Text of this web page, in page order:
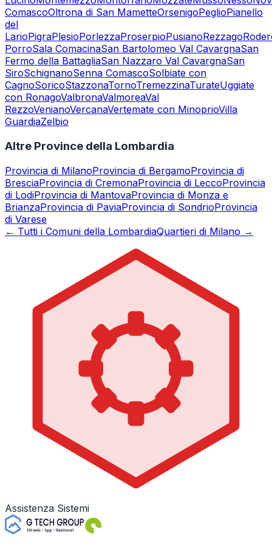
ComascoOltrona di San MametteOrsenigoPeglioPianello
del
LarioPigraPlesioPorlezzaProserpioPusianoRezzago
PorroSala ComacinaSan Bartolomeo Val CavargnaSan
Fermo della BattagliaSan Nazzaro Val CavargnaSan
SiroSchignanoSenna ComascoSolbiate con
CagnoSoricoStazzonaTornoTremezzinaTurateUggiate
con RonagoValbronaValmoreaVal
RezzoVenianoVercanaVertemate con MinoprioVilla
GuardiaZelbio
Altre Province della Lombardia
Provincia di MilanoProvincia di BergamoProvincia di
BresciaProvincia di CremonaProvincia di LeccoProvincia
di LodiProvincia di MantovaProvincia di Monza e
BrianzaProvincia di PaviaProvincia di SondrioProvincia
di Varese
← Tutti i Comuni della LombardiaQuartieri di Milano →
Assistenza Sistemi